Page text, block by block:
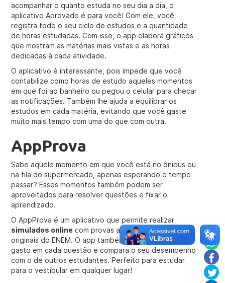
acompanhar o quanto estuda no seu dia a dia, o
aplicativo Aprovado é para você! Com ele, você
registra todo o seu ciclo de estudos e a quantidade
de horas estudadas. Com isso, o app elabora gráficos
que mostram as matérias mais vistas e as horas
dedicadas à cada atividade.
O aplicativo é interessante, pois impede que você
contabilize como horas de estudo aqueles momentos
em que foi ao banheiro ou pegou o celular para checar
as notificações. Também lhe ajuda a equilibrar os
estudos em cada matéria, evitando que você gaste
muito mais tempo com uma do que com outra.
AppProva
Sabe aquele momento em que você está no ônibus ou
na fila do supermercado, apenas esperando o tempo
passar? Esses momentos também podem ser
aproveitados para resolver questões e fixar o
aprendizado.
O AppProva é um aplicativo que permite realizar
simulados online com provas anteriores e questões
originais do ENEM. O app também registra o tempo
gasto em cada questão e compara o seu desempenho
com o de outros estudantes. Perfeito para estudar
para o vestibular em qualquer lugar!